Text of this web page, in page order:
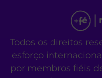
Todos os direitos
esforço
por membros fiéis